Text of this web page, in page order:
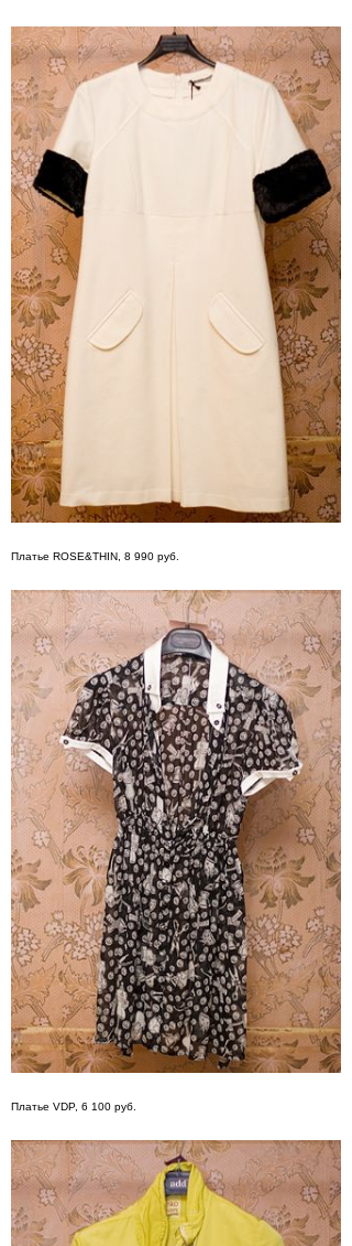
Платье ROSE&THIN, 8 990 руб.
Платье VDP, 6 100 руб.